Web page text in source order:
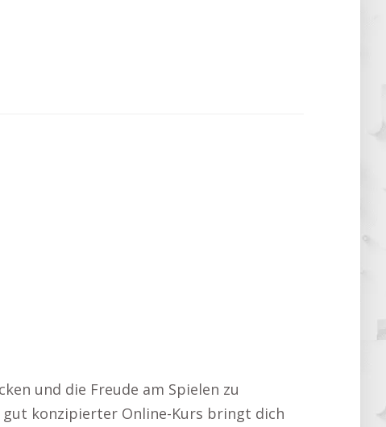
und die Freude am Spielen zu
konzipierter Online-Kurs bringt dich